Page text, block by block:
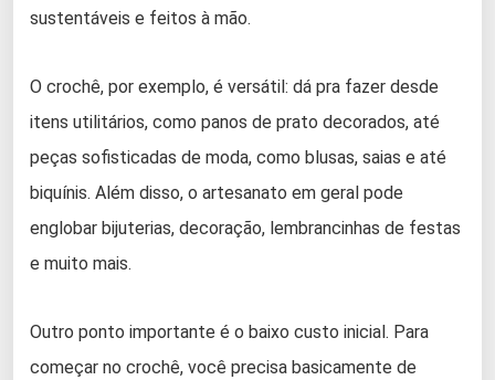
sustentáveis e feitos à mão.
O crochê, por exemplo, é versátil: dá pra fazer desde
itens utilitários, como panos de prato decorados, até
peças sofisticadas de moda, como blusas, saias e até
biquínis. Além disso, o artesanato em geral pode
englobar bijuterias, decoração, lembrancinhas de festas
e muito mais.
Outro ponto importante é o baixo custo inicial. Para
começar no crochê, você precisa basicamente de